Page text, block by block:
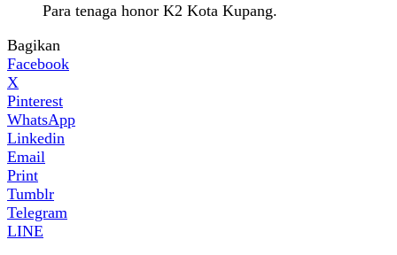
Para tenaga honor K2 Kota Kupang.
Bagikan
Facebook
X
Pinterest
WhatsApp
Linkedin
Email
Print
Tumblr
Telegram
LINE